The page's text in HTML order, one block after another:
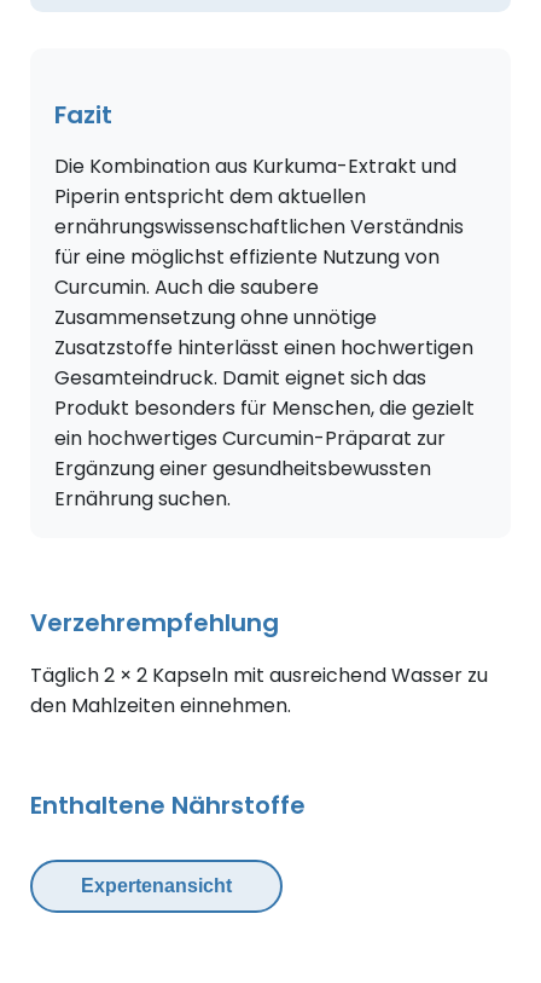
Fazit
Die Kombination aus Kurkuma-Extrakt und
Piperin entspricht dem aktuellen
ernährungswissenschaftlichen Verständnis
für eine möglichst effiziente Nutzung von
Curcumin. Auch die saubere
Zusammensetzung ohne unnötige
Zusatzstoffe hinterlässt einen hochwertigen
Gesamteindruck. Damit eignet sich das
Produkt besonders für Menschen, die gezielt
ein hochwertiges Curcumin-Präparat zur
Ergänzung einer gesundheitsbewussten
Ernährung suchen.
Verzehrempfehlung
Täglich 2 × 2 Kapseln mit ausreichend Wasser zu
den Mahlzeiten einnehmen.
Enthaltene Nährstoffe
Expertenansicht